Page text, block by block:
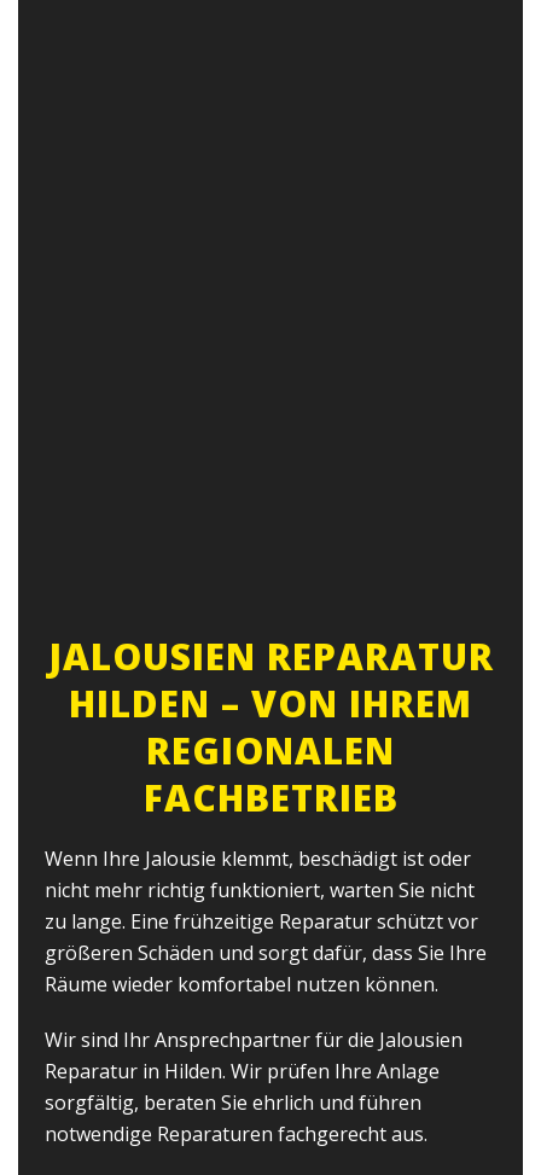
JALOUSIEN REPARATUR
HILDEN – VON IHREM
REGIONALEN
FACHBETRIEB
Wenn Ihre Jalousie klemmt, beschädigt ist oder
nicht mehr richtig funktioniert, warten Sie nicht
zu lange. Eine frühzeitige Reparatur schützt vor
größeren Schäden und sorgt dafür, dass Sie Ihre
Räume wieder komfortabel nutzen können.
Wir sind Ihr Ansprechpartner für die Jalousien
Reparatur in Hilden. Wir prüfen Ihre Anlage
sorgfältig, beraten Sie ehrlich und führen
notwendige Reparaturen fachgerecht aus.